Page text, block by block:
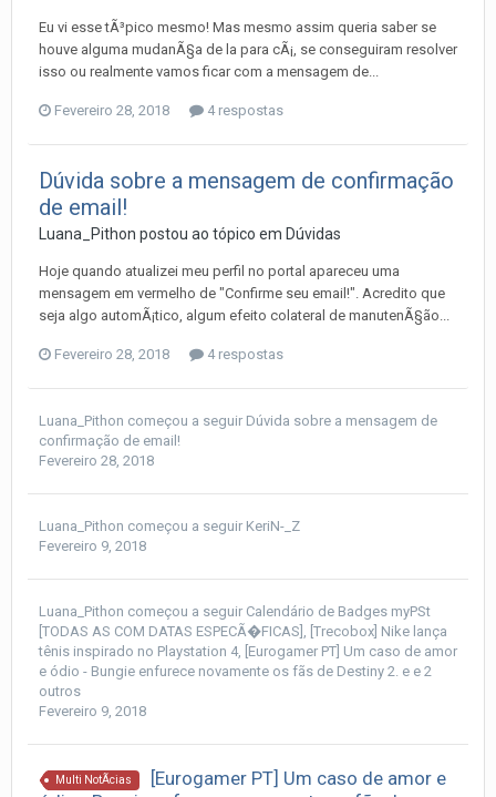
Eu vi esse tÃ³pico mesmo! Mas mesmo assim queria saber se
houve alguma mudanÃ§a de la para cÃ¡, se conseguiram resolver
isso ou realmente vamos ficar com a mensagem de...
Fevereiro 28, 2018 4 respostas
Dúvida sobre a mensagem de confirmação
de email!
Luana_Pithon postou ao tópico em Dúvidas
Hoje quando atualizei meu perfil no portal apareceu uma
mensagem em vermelho de "Confirme seu email!". Acredito que
seja algo automÃ¡tico, algum efeito colateral de manutenÃ§ão...
Fevereiro 28, 2018 4 respostas
Luana_Pithon começou a seguir Dúvida sobre a mensagem de
confirmação de email!
Fevereiro 28, 2018
Luana_Pithon começou a seguir KeriN-_Z
Fevereiro 9, 2018
Luana_Pithon começou a seguir Calendário de Badges myPSt
[TODAS AS COM DATAS ESPECÃ�FICAS] , [Trecobox] Nike lança
tênis inspirado no Playstation 4, [Eurogamer PT] Um caso de amor
e ódio - Bungie enfurece novamente os fãs de Destiny 2. e e 2
outros
Fevereiro 9, 2018
Multi NotÃ­cias
[Eurogamer PT] Um caso de amor e